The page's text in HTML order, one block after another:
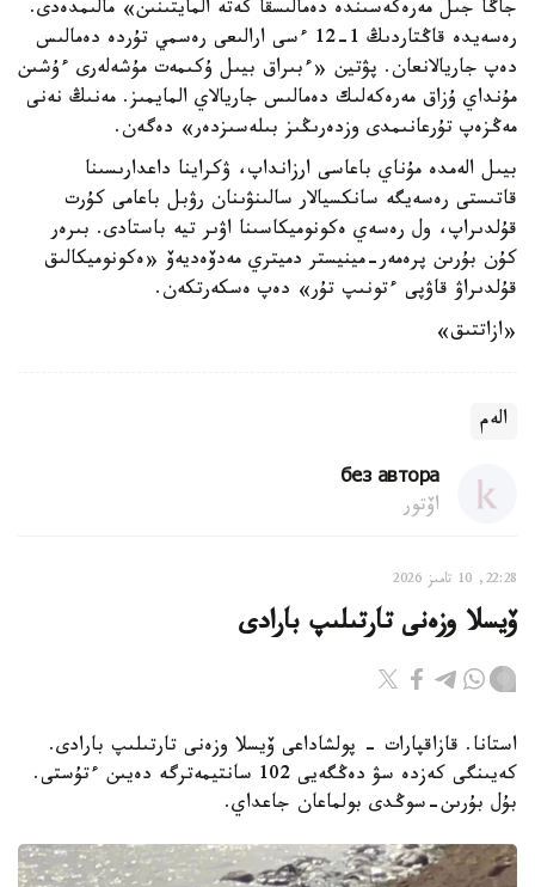
جاڭا جىل مەرەكەسىندە دەمالىسقا كەتە المايتىنىن» مالىمدەدى.
رەسەيدە قاڭتاردىڭ 1-12 ءسى ارالىعى رەسمي تۇردە دەمالىس
دەپ جاريالانعان. پۋتين «ءبىراق بيىل ۇكىمەت مۇشەلەرى ءۇشىن
مۇنداي ۇزاق مەرەكەلىك دەمالىس جاريالاي المايمىز. مەنىڭ نەنى
مەڭزەپ تۇرعانىمدى وزدەرىڭىز بىلەسىزدەر» دەگەن.
بيىل الەمدە مۇناي باعاسى ارزانداپ، ۋكراينا داعدارىسىنا
قاتىستى رەسەيگە سانكسيالار سالىنۋىنان رۋبل باعامى كۇرت
قۇلدىراپ، ول رەسەي ەكونوميكاسىنا اۋىر تيە باستادى. بىرەر
كۇن بۇرىن پرەمەر-مينيستر دميتري مەدۆەديەۆ «ەكونوميكالىق
قۇلدىراۋ قاۋپى ءتونىپ تۇر» دەپ ەسكەرتكەن.
«ازاتتىق»
الەم
без автора
اۆتور
22:28, 10 تامىز 2026
ۆيسلا وزەنى تارتىلىپ بارادى
استانا. قازاقپارات - پولشاداعى ۆيسلا وزەنى تارتىلىپ بارادى.
كەيىنگى كەزدە سۋ دەڭگەيى 102 سانتيمەترگە دەيىن ءتۇستى.
بۇل بۇرىن-سوڭدى بولماعان جاعداي.